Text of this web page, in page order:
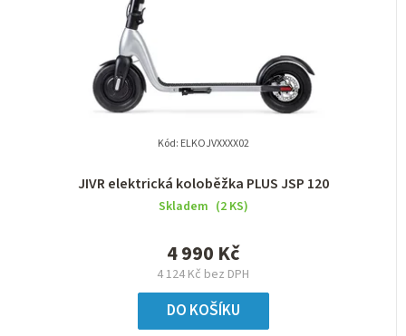
JIVR elektrická koloběžka PLUS JSP 120
Skladem (2 KS)
4 124 Kč bez DPH
4 990 Kč
DO KOŠÍKU
Kód: ELKOJVXXXX02